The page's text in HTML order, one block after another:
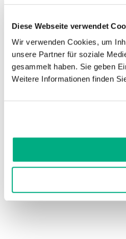
Diese Webseite verwendet
Wir verwenden Cookies, um
unsere Partner für soziale
gesammelt haben. Sie geben
Weitere Informationen finden